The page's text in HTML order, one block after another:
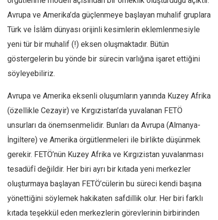
Avrupa ve Amerika’da güçlenmeye başlayan muhalif gruplara
Türk ve İslâm dünyası orijinli kesimlerin eklemlenmesiyle
yeni tür bir muhalif (!) eksen oluşmaktadır. Bütün
göstergelerin bu yönde bir sürecin varlığına işaret ettiğini
söyleyebiliriz.
Avrupa ve Amerika eksenli oluşumların yanında Kuzey Afrika
(özellikle Cezayir) ve Kırgızistan’da yuvalanan FETÖ
unsurları da önemsenmelidir. Bunları da Avrupa (Almanya-
İngiltere) ve Amerika örgütlenmeleri ile birlikte düşünmek
gerekir. FETÖ’nün Kuzey Afrika ve Kırgızistan yuvalanması
tesadüfî değildir. Her biri ayrı bir kıtada yeni merkezler
oluşturmaya başlayan FETÖ’cülerin bu süreci kendi başına
yönettiğini söylemek hakikaten safdillik olur. Her biri farklı
kıtada teşekkül eden merkezlerin görevlerinin birbirinden